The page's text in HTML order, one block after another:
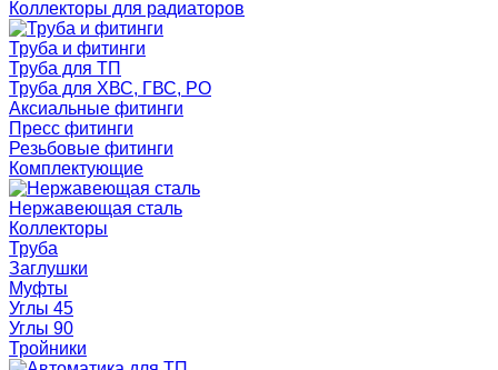
Коллекторы для радиаторов
Труба и фитинги
Труба для ТП
Труба для ХВС, ГВС, РО
Аксиальные фитинги
Пресс фитинги
Резьбовые фитинги
Комплектующие
Нержавеющая сталь
Коллекторы
Труба
Заглушки
Муфты
Углы 45
Углы 90
Тройники